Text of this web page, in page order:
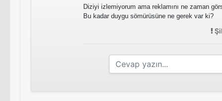
Diziyi izlemiyorum ama reklamını ne zaman
Bu kadar duygu sömürüsüne ne gerek var ki?